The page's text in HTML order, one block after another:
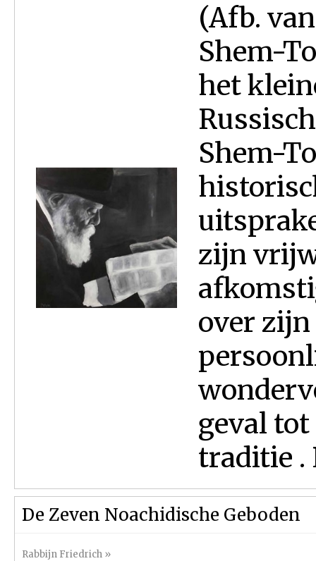
(Afb.
Shem-
het
Shem-
zijn
over
geval tot
traditie .
De Zeven Noachidische Geboden
Rabbijn Friedrich »